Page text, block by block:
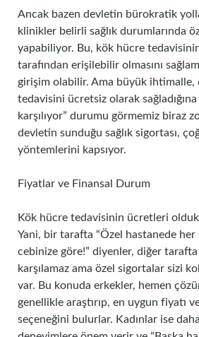
Ancak bazen devletin bürokratik
klinikler belirli sağlık durumlarında
yapabiliyor. Bu, kök hücre
tarafından erişilebilir olmasını
girişim olabilir. Ama büyük
tedavisini ücretsiz olarak
karşılıyor” durumu görmemiz biraz
devletin sunduğu sağlık sigortası,
yöntemlerini kapsıyor.
Fiyatlar ve Finansal Durum
Kök hücre tedavisinin ücretleri
Yani, bir tarafta “Özel hastanede her
cebinize göre!” diyenler, diğer
karşılamaz ama özel sigortalar sizi
var. Bu konuda erkekler, hemen
genellikle araştırıp, en uygun fiyatı
seçeneğini bulurlar. Kadınlar ise